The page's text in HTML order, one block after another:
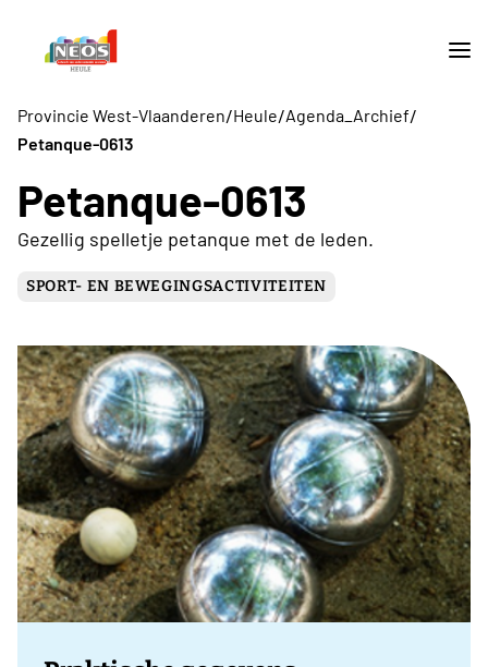
Provincie West-Vlaanderen/Heule/Agenda_Archief/
Petanque-0613
Petanque-0613
Gezellig spelletje petanque met de leden.
SPORT- EN BEWEGINGSACTIVITEITEN